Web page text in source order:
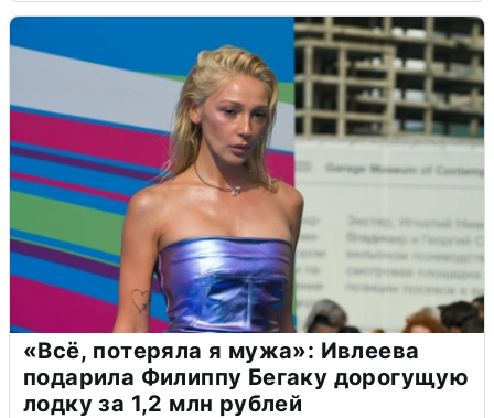
«Всё, потеряла я мужа»: Ивлеева
подарила Филиппу Бегаку дорогущую
лодку за 1,2 млн рублей